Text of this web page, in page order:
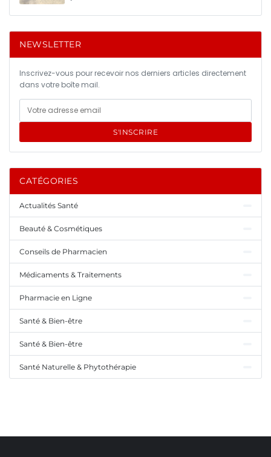
NEWSLETTER
Inscrivez-vous pour recevoir nos derniers articles directement
dans votre boîte mail.
S'INSCRIRE
CATÉGORIES
Actualités Santé
Beauté & Cosmétiques
Conseils de Pharmacien
Médicaments & Traitements
Pharmacie en Ligne
Santé & Bien-être
Santé & Bien-être
Santé Naturelle & Phytothérapie